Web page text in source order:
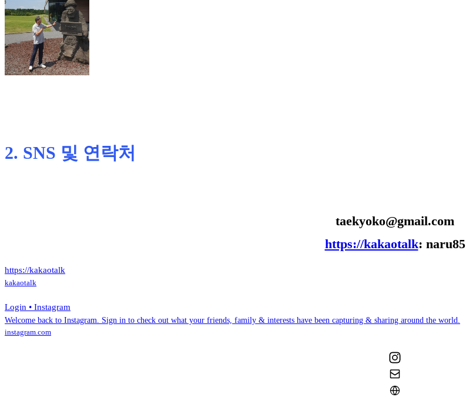
2. SNS 및 연락처
taekyoko@gmail.com
https://kakaotalk: naru85
https://kakaotalk
kakaotalk
Login • Instagram
Welcome back to Instagram. Sign in to check out what your friends, family & interests have been capturing & sharing around the world.
instagram.com